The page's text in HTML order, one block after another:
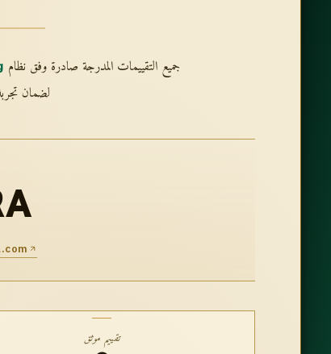
جميع التقييمات المدرجة صادرة وفق نظام
لضمان تجربة حقيقية
تقييم موثق